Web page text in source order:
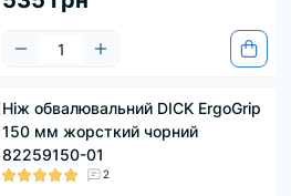
Ніж обвалювальний DICK ErgoGrip
150 мм жорсткий чорний
82259150-01
2